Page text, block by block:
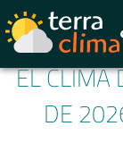
EL CLIMA
DE